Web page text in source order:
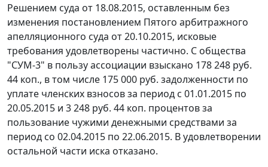
Решением суда от 18.08.2015, оставленным без
изменения постановлением Пятого арбитражного
апелляционного суда от 20.10.2015, исковые
требования удовлетворены частично. С общества
"СУМ-3" в пользу ассоциации взыскано 178 248 руб.
44 коп., в том числе 175 000 руб. задолженности по
уплате членских взносов за период с 01.01.2015 по
20.05.2015 и 3 248 руб. 44 коп. процентов за
пользование чужими денежными средствами за
период со 02.04.2015 по 22.06.2015. В удовлетворении
остальной части иска отказано.